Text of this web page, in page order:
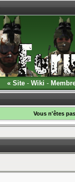
« Site - Wiki -
Vous n'êtes